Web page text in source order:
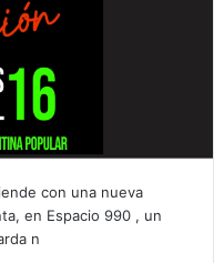
con una nueva
en Espacio 990 , un
n